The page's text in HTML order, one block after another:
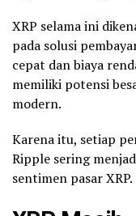
XRP selama ini
pada solusi
cepat dan biaya
memiliki potensi
modern.
Karena itu, setiap
Ripple sering
sentimen pasar XRP.